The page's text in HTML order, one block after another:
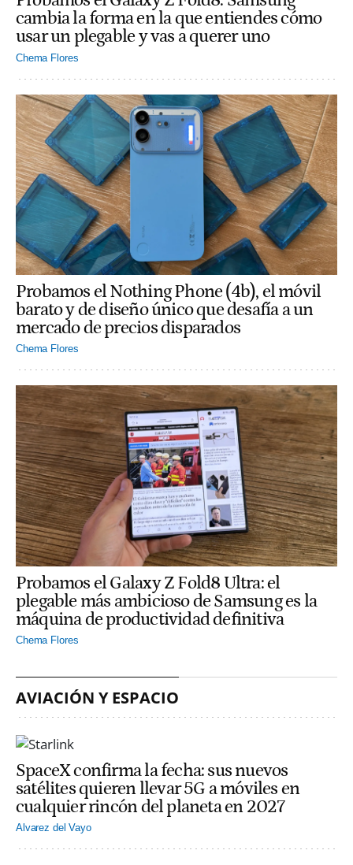
cambia la forma en la que entiendes cómo
usar un plegable y vas a querer uno
Chema Flores
Probamos el Nothing Phone (4b), el móvil
barato y de diseño único que desafía a un
mercado de precios disparados
Chema Flores
Probamos el Galaxy Z Fold8 Ultra: el
plegable más ambicioso de Samsung es la
máquina de productividad definitiva
Chema Flores
AVIACIÓN Y ESPACIO
SpaceX confirma la fecha: sus nuevos
satélites quieren llevar 5G a móviles en
cualquier rincón del planeta en 2027
Alvarez del Vayo